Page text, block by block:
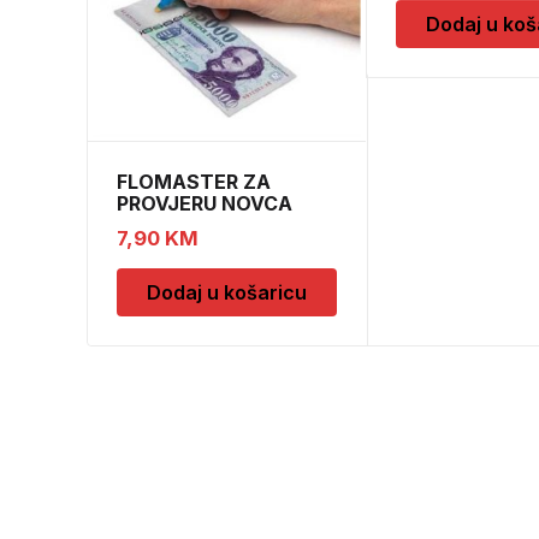
FLOMASTER ZA
PROVJERU NOVCA
SAFESCAN 30
7,90 KM
Dodaj u košaricu
Dodaj u